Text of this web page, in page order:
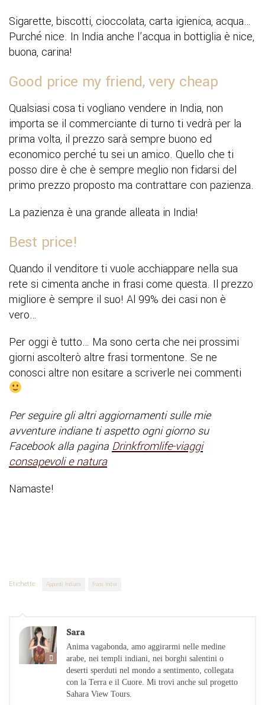
Sigarette, biscotti, cioccolata, carta igienica, acqua…
Purché nice. In India anche l’acqua in bottiglia è nice,
buona, carina!
Good price my friend, very cheap
Qualsiasi cosa ti vogliano vendere in India, non
importa se il commerciante di turno ti vedrà per la
prima volta, il prezzo sarà sempre buono ed
economico perché tu sei un amico. Quello che ti
posso dire è che è sempre meglio non fidarsi del
primo prezzo proposto ma contrattare con pazienza.
La pazienza è una grande alleata in India!
Best price!
Quando il venditore ti vuole acchiappare nella sua
rete si cimenta anche in frasi come questa. Il prezzo
migliore è sempre il suo! Al 99% dei casi non è
vero…
Per oggi è tutto… Ma sono certa che nei prossimi
giorni ascolterò altre frasi tormentone. Se ne
conosci altre non esitare a scriverle nei commenti
Per seguire gli altri aggiornamenti sulle mie
avventure indiane ti aspetto ogni giorno su
Facebook alla pagina Drinkfromlife-viaggi
consapevoli e natura
Namaste!
Etichette: Appunti Indiani frasi India
Sara
Anima vagabonda, amo aggirarmi nelle medine
arabe, nei templi indiani, nei borghi salentini o
deserti sperduti nel mondo a sentimento, collegata
con la Terra e il Cuore. Mi trovi anche sul progetto
Sahara View Tours.